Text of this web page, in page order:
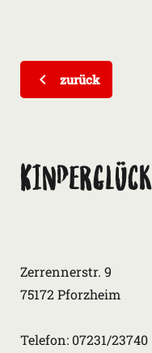
zurück
Zerrennerstr. 9
75172 Pforzheim
Telefon: 07231/23740